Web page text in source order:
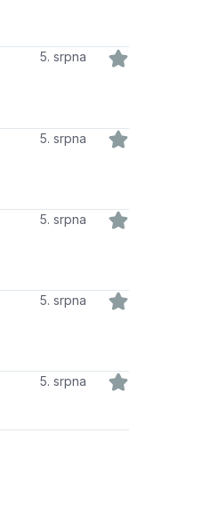
5. srpna
5. srpna
5. srpna
5. srpna
5. srpna